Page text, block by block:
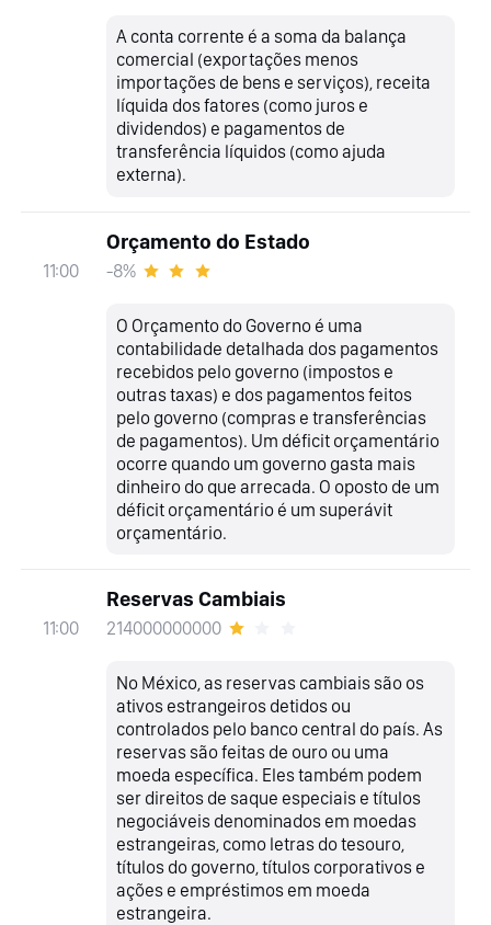
A conta corrente é a soma da balança
comercial (exportações menos
importações de bens e serviços), receita
líquida dos fatores (como juros e
dividendos) e pagamentos de
transferência líquidos (como ajuda
externa).
11:00
Orçamento do Estado
-8%
O Orçamento do Governo é uma
contabilidade detalhada dos pagamentos
recebidos pelo governo (impostos e
outras taxas) e dos pagamentos feitos
pelo governo (compras e transferências
de pagamentos). Um déficit orçamentário
ocorre quando um governo gasta mais
dinheiro do que arrecada. O oposto de um
déficit orçamentário é um superávit
orçamentário.
11:00
Reservas Cambiais
214000000000
No México, as reservas cambiais são os
ativos estrangeiros detidos ou
controlados pelo banco central do país. As
reservas são feitas de ouro ou uma
moeda específica. Eles também podem
ser direitos de saque especiais e títulos
negociáveis denominados em moedas
estrangeiras, como letras do tesouro,
títulos do governo, títulos corporativos e
ações e empréstimos em moeda
estrangeira.